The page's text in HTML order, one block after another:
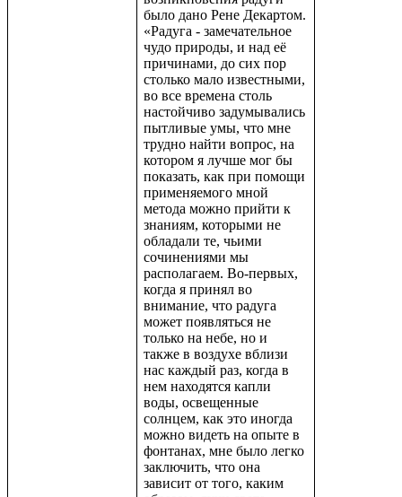
было даноРене Декартом.
«Радуга - замечательное
чудо природы, и над её
причинами, до сих пор
столько мало известными,
во все времена столь
настойчиво задумывались
пытливые умы, что мне
трудно найти вопрос, на
котором я лучше мог бы
показать, как при помощи
применяемого мной
метода можно прийти к
знаниям, которыми не
обладали те, чьими
сочинениями мы
располагаем. Во-первых,
когда я принял во
внимание, что радуга
может появляться не
только на небе, но и
также в воздухе вблизи
нас каждый раз, когда в
нем находятся капли
воды, освещенные
солнцем, как это иногда
можно видеть на опыте в
фонтанах, мне было легко
заключить, что она
зависит от того, каким